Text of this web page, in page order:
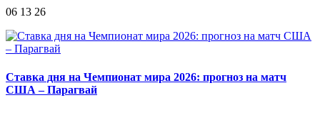
06 13 26
Ставка дня на Чемпионат мира 2026: прогноз на матч
США – Парагвай